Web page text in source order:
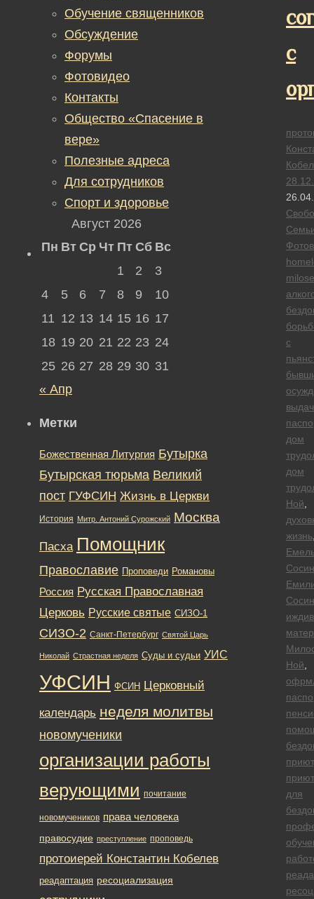
с
с
дом
дом
Ной
жизнь
Ной
приют
приют
для
Обучение священников
Обсуждение
Форумы
Фотовидео
Контакты
Общество «Спасение в
вере»
Полезные адреса
Для сотрудников
Спорт и здоровье
Август 2026
Пн Вт Ср Чт Пт Сб Вс
1
2
3
4
5 6 7 8 9
10
11 12 13 14 15 16 17
18 19 20 21 22 23 24
25 26 27 28 29 30 31
« Апр
Метки
Божественная Литургия Бутырка
Бутырская тюрьма Великий
пост ГУФСИН Жизнь в Церкви
История Митр. Антоний Сурожский Москва
Пасха Помощник
Православие Проповеди Романовы
Россия Русская Православная
Церковь Русские святые СИЗО-1
СИЗО-2 Санкт-Петербург Святой Царь
Николай Страстная неделя Суды и судьи УИС
УФСИН ФСИН Церковный
календарь неделя молитвы
новомученики
организации работы
верующими почитание
новомучеников права человека
правосудие преступление проповедь
протоиерей Константин Кобелев
реадаптация ресоциализация